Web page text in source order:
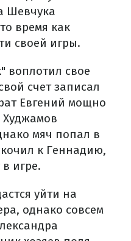
Шевчука
время как
своей игры.
воплотил свое
счет записал
Евгений мощно
мяч попал в
к Геннадию,
игре.
уйти на
однако совсем